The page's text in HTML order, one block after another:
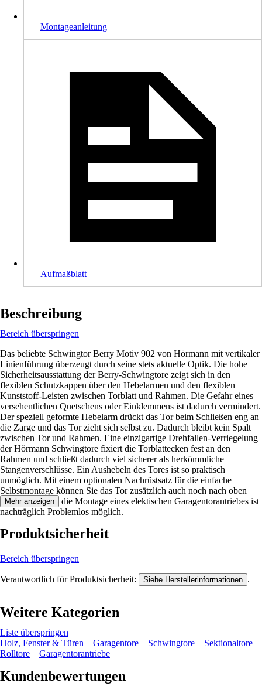
Montageanleitung
Aufmaßblatt
Beschreibung
Bereich überspringen
Das beliebte Schwingtor Berry Motiv 902 von Hörmann mit vertikaler
Linienführung überzeugt durch seine stets aktuelle Optik. Die hohe
Sicherheitsausstattung der Berry-Schwingtore zeigt sich in den
flexiblen Schutzkappen über den Hebelarmen und den flexiblen
Kunststoff-Leisten zwischen Torblatt und Rahmen. Die Gefahr eines
versehentlichen Quetschens oder Einklemmens ist dadurch vermindert.
Der speziell geformte Hebelarm drückt das Tor beim Schließen eng an
die Zarge und das Tor zieht sich selbst zu. Dadurch bleibt kein Spalt
zwischen Tor und Rahmen. Eine einzigartige Drehfallen-Verriegelung
der Hörmann Schwingtore fixiert die Torblattecken fest an den
Rahmen und schließt dadurch viel sicherer als herkömmliche
Stangenverschlüsse. Ein Aushebeln des Tores ist so praktisch
unmöglich. Mit einem optionalen Nachrüstsatz für die einfache
Selbstmontage können Sie das Tor zusätzlich auch noch nach oben
verriegeln, auch die Montage eines elektischen Garagentorantriebes ist
nachträglich Problemlos möglich.
Mehr anzeigen
Produktsicherheit
Bereich überspringen
Verantwortlich für Produktsicherheit: Siehe Herstellerinformationen .
Weitere Kategorien
Liste überspringen
Holz, Fenster & Türen
Garagentore Schwingtore
Sektionaltore
Rolltore
Garagentorantriebe
Kundenbewertungen